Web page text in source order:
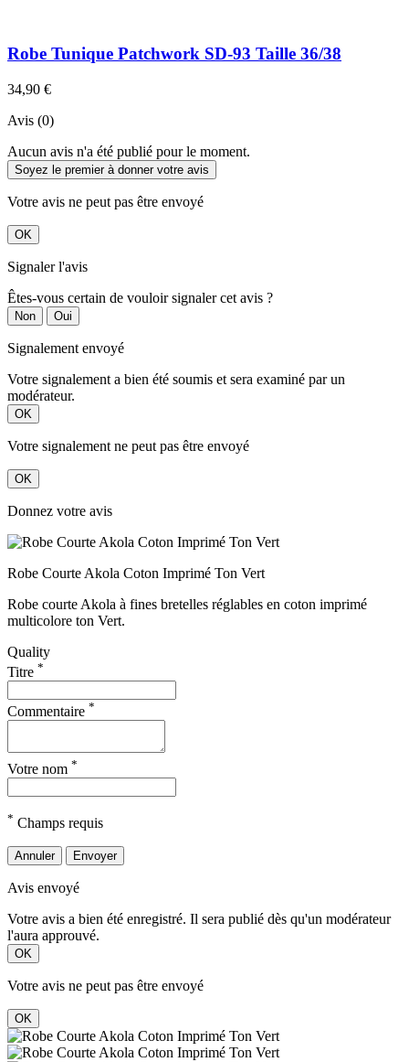
Robe Tunique Patchwork SD-93 Taille 36/38
34,90 €
Avis (0)
Aucun avis n'a été publié pour le moment.
Soyez le premier à donner votre avis
Votre avis ne peut pas être envoyé
OK
Signaler l'avis
Êtes-vous certain de vouloir signaler cet avis ?
Non Oui
Signalement envoyé
Votre signalement a bien été soumis et sera examiné par un
modérateur.
OK
Votre signalement ne peut pas être envoyé
OK
Donnez votre avis
Robe Courte Akola Coton Imprimé Ton Vert
Robe courte Akola à fines bretelles réglables en coton imprimé
multicolore ton Vert.
Quality
Titre *
Commentaire *
Votre nom *
* Champs requis
Annuler Envoyer
Avis envoyé
Votre avis a bien été enregistré. Il sera publié dès qu'un modérateur
l'aura approuvé.
OK
Votre avis ne peut pas être envoyé
OK